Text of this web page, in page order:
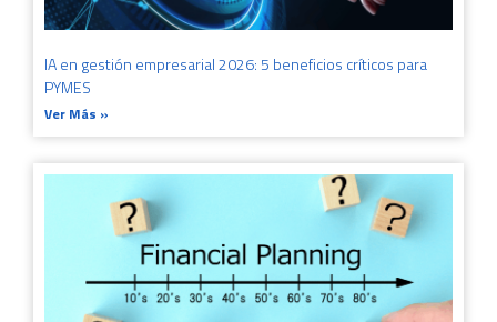
IA en gestión empresarial 2026: 5 beneficios críticos para
PYMES
Ver Más »